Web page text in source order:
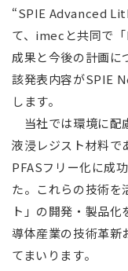
“SPIE Advanced
て、imecと共同で
成果と今後の計画に
該発表内容がSPIE
します。
当社では環境に配
液浸レジスト材料で
PFASフリー化に成
た。これらの技術を
ト」の開発・製品
導体産業の技術革新
てまいります。